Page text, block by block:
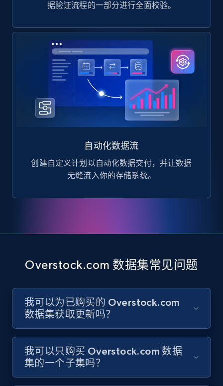
据验证流程的一部分进行全面校验。
自动化数据流
创建自定义计划以自动化数据交付，并让数据
无缝流入你的存储系统。
Overstock.com 数据集常见问题
我可以为已购买的 Overstock.com
数据集获取更新吗？
我可以只购买 Overstock.com 数据
集的一个子集吗？